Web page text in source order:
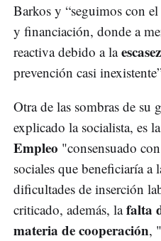
Barkos y “seguimos con
y financiación, donde a
reactiva debido a la
prevención casi
Otra de las sombras de su
explicado la socialista, es la
Empleo "consensuado
sociales que beneficiaría a
dificultades de inserción
criticado, además, lafalta
materia de cooperación,